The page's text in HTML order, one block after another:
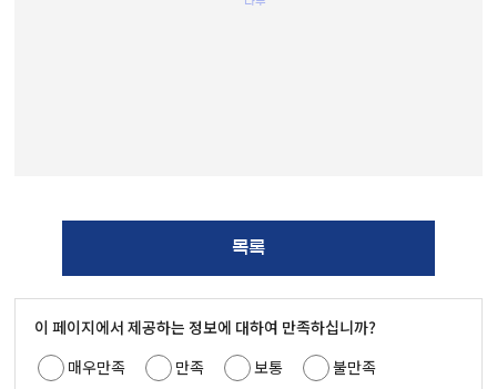
목록
이 페이지에서 제공하는 정보에 대하여 만족하십니까?
매우만족
만족 보통
불만족